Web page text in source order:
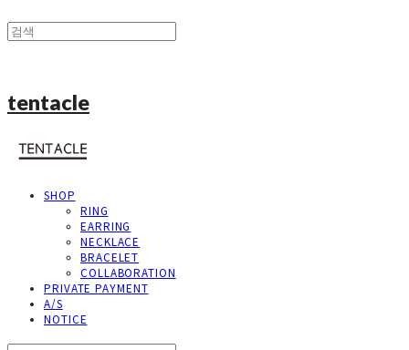
tentacle
SHOP
RING
EARRING
NECKLACE
BRACELET
COLLABORATION
PRIVATE PAYMENT
A/S
NOTICE